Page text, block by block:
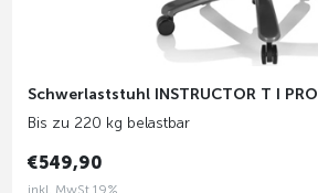
Schwerlaststuhl INSTRUCTOR T I PRO
Bis zu 220 kg belastbar
€549,90
inkl. MwSt 19%